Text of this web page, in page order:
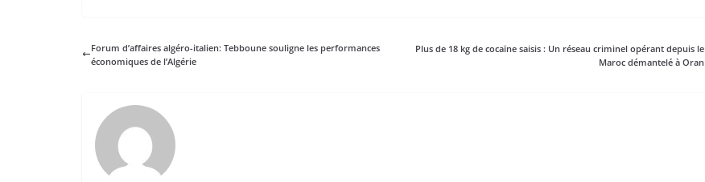
Forum d’affaires algéro-italien: Tebboune souligne les performances
économiques de l’Algérie
Plus de 18 kg de cocaïne saisis : Un réseau criminel opérant depuis le
Maroc démantelé à Oran